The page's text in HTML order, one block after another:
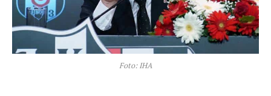
Foto: IHA